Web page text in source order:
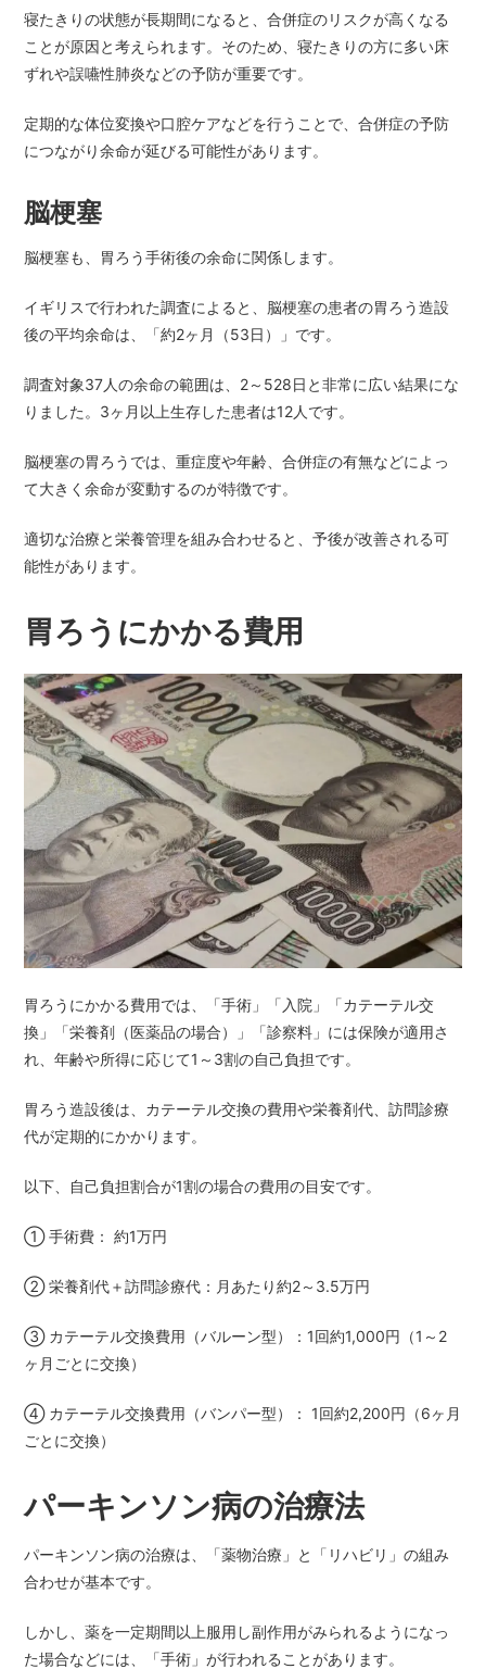
寝たきりの状態が長期間になると、合併症のリスクが高くなる
ことが原因と考えられます。そのため、寝たきりの方に多い床
ずれや誤嚥性肺炎などの予防が重要です。
定期的な体位変換や口腔ケアなどを行うことで、合併症の予防
につながり余命が延びる可能性があります。
脳梗塞
脳梗塞も、胃ろう手術後の余命に関係します。
イギリスで行われた調査によると、脳梗塞の患者の胃ろう造設
後の平均余命は、「約2ヶ月（53日）」です。
調査対象37人の余命の範囲は、2～528日と非常に広い結果にな
りました。3ヶ月以上生存した患者は12人です。
脳梗塞の胃ろうでは、重症度や年齢、合併症の有無などによっ
て大きく余命が変動するのが特徴です。
適切な治療と栄養管理を組み合わせると、予後が改善される可
能性があります。
胃ろうにかかる費用
胃ろうにかかる費用では、「手術」「入院」「カテーテル交
換」「栄養剤（医薬品の場合）」「診察料」には保険が適用さ
れ、年齢や所得に応じて1～3割の自己負担です。
胃ろう造設後は、カテーテル交換の費用や栄養剤代、訪問診療
代が定期的にかかります。
以下、自己負担割合が1割の場合の費用の目安です。
① 手術費： 約1万円
② 栄養剤代＋訪問診療代：月あたり約2～3.5万円
③ カテーテル交換費用（バルーン型）：1回約1,000円（1～2
ヶ月ごとに交換）
④ カテーテル交換費用（バンパー型）： 1回約2,200円（6ヶ月
ごとに交換）
パーキンソン病の治療法
パーキンソン病の治療は、「薬物治療」と「リハビリ」の組み
合わせが基本です。
しかし、薬を一定期間以上服用し副作用がみられるようになっ
た場合などには、「手術」が行われることがあります。